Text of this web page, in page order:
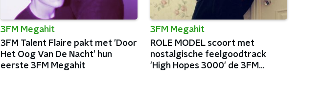
3FM Megahit
3FM Talent Flaire pakt met 'Door
Het Oog Van De Nacht' hun
eerste 3FM Megahit
3FM Megahit
ROLE MODEL scoort met
nostalgische feelgoodtrack
'High Hopes 3000' de 3FM